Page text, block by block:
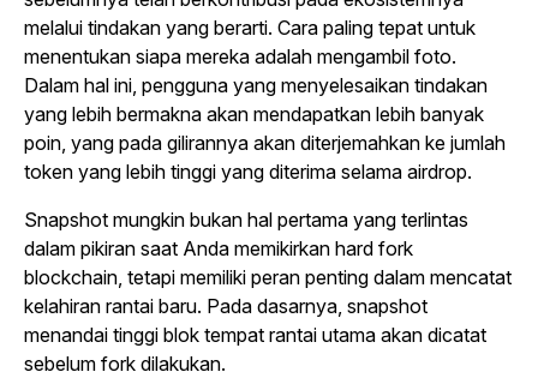
melalui tindakan yang berarti. Cara paling tepat untuk
menentukan siapa mereka adalah mengambil foto.
Dalam hal ini, pengguna yang menyelesaikan tindakan
yang lebih bermakna akan mendapatkan lebih banyak
poin, yang pada gilirannya akan diterjemahkan ke jumlah
token yang lebih tinggi yang diterima selama airdrop.
Snapshot mungkin bukan hal pertama yang terlintas
dalam pikiran saat Anda memikirkan hard fork
blockchain, tetapi memiliki peran penting dalam mencatat
kelahiran rantai baru. Pada dasarnya, snapshot
menandai tinggi blok tempat rantai utama akan dicatat
sebelum fork dilakukan.